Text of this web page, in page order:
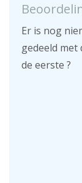
Er is nog
gedeeld
de eerste ?